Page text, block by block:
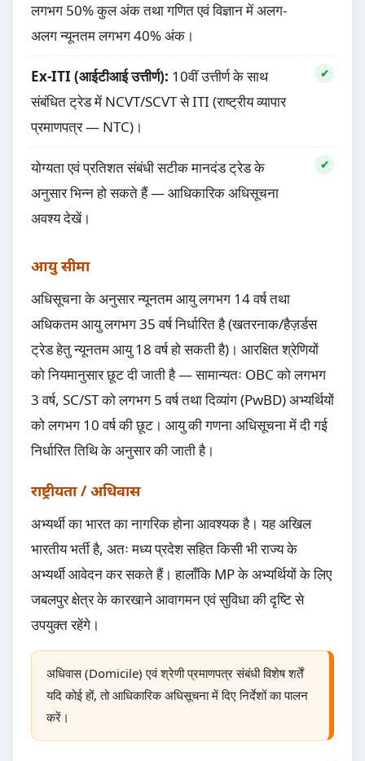
लगभग 50% कुल अंक तथा गणित एवं विज्ञान में अलग-
अलग न्यूनतम लगभग 40% अंक।
Ex-ITI (आईटीआई उत्तीर्ण): 10वीं उत्तीर्ण के साथ
संबंधित ट्रेड में NCVT/SCVT से ITI (राष्ट्रीय व्यापार
प्रमाणपत्र — NTC)।
योग्यता एवं प्रतिशत संबंधी सटीक मानदंड ट्रेड के
अनुसार भिन्न हो सकते हैं — आधिकारिक अधिसूचना
अवश्य देखें।
आयु सीमा
अधिसूचना के अनुसार न्यूनतम आयु लगभग 14 वर्ष तथा
अधिकतम आयु लगभग 35 वर्ष निर्धारित है (खतरनाक/हैज़र्डस
ट्रेड हेतु न्यूनतम आयु 18 वर्ष हो सकती है)। आरक्षित श्रेणियों
को नियमानुसार छूट दी जाती है — सामान्यतः OBC को लगभग
3 वर्ष, SC/ST को लगभग 5 वर्ष तथा दिव्यांग (PwBD) अभ्यर्थियों
को लगभग 10 वर्ष की छूट। आयु की गणना अधिसूचना में दी गई
निर्धारित तिथि के अनुसार की जाती है।
राष्ट्रीयता / अधिवास
अभ्यर्थी का भारत का नागरिक होना आवश्यक है। यह अखिल
भारतीय भर्ती है, अतः मध्य प्रदेश सहित किसी भी राज्य के
अभ्यर्थी आवेदन कर सकते हैं। हालाँकि MP के अभ्यर्थियों के लिए
जबलपुर क्षेत्र के कारखाने आवागमन एवं सुविधा की दृष्टि से
उपयुक्त रहेंगे।
अधिवास (Domicile) एवं श्रेणी प्रमाणपत्र संबंधी विशेष शर्तें
यदि कोई हों, तो आधिकारिक अधिसूचना में दिए निर्देशों का पालन
करें।